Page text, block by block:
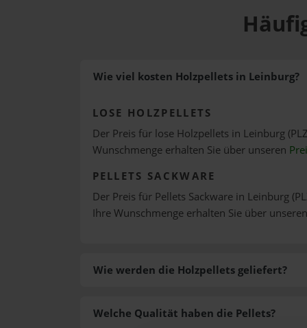
Wie viel kosten Holzpellets in Leinburg?
LOSE HOLZPELLETS
Der Preis für lose Holzpellets in Leinburg
Wunschmenge erhalten Sie über unseren
PELLETS SACKWARE
Der Preis für Pellets Sackware in Leinburg
Ihre Wunschmenge erhalten Sie über unseren
Wie werden die Holzpellets geliefert?
Welche Qualität haben die Pellets?